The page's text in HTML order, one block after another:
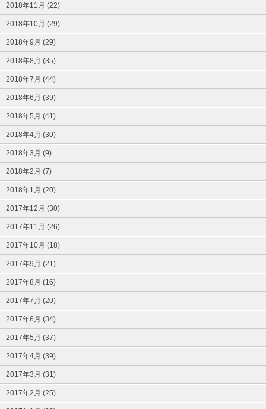
2018年11月 (22)
2018年10月 (29)
2018年9月 (29)
2018年8月 (35)
2018年7月 (44)
2018年6月 (39)
2018年5月 (41)
2018年4月 (30)
2018年3月 (9)
2018年2月 (7)
2018年1月 (20)
2017年12月 (30)
2017年11月 (26)
2017年10月 (18)
2017年9月 (21)
2017年8月 (16)
2017年7月 (20)
2017年6月 (34)
2017年5月 (37)
2017年4月 (39)
2017年3月 (31)
2017年2月 (25)